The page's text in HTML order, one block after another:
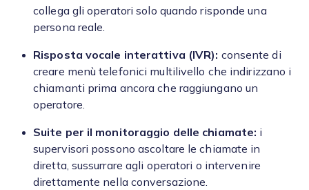
collega gli operatori solo quando risponde una
persona reale.
Risposta vocale interattiva (IVR): consente di
creare menù telefonici multilivello che indirizzano i
chiamanti prima ancora che raggiungano un
operatore.
Suite per il monitoraggio delle chiamate: i
supervisori possono ascoltare le chiamate in
diretta, sussurrare agli operatori o intervenire
direttamente nella conversazione.